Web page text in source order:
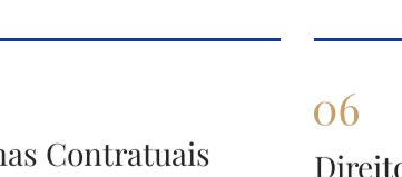
Contratuais
Contratuais